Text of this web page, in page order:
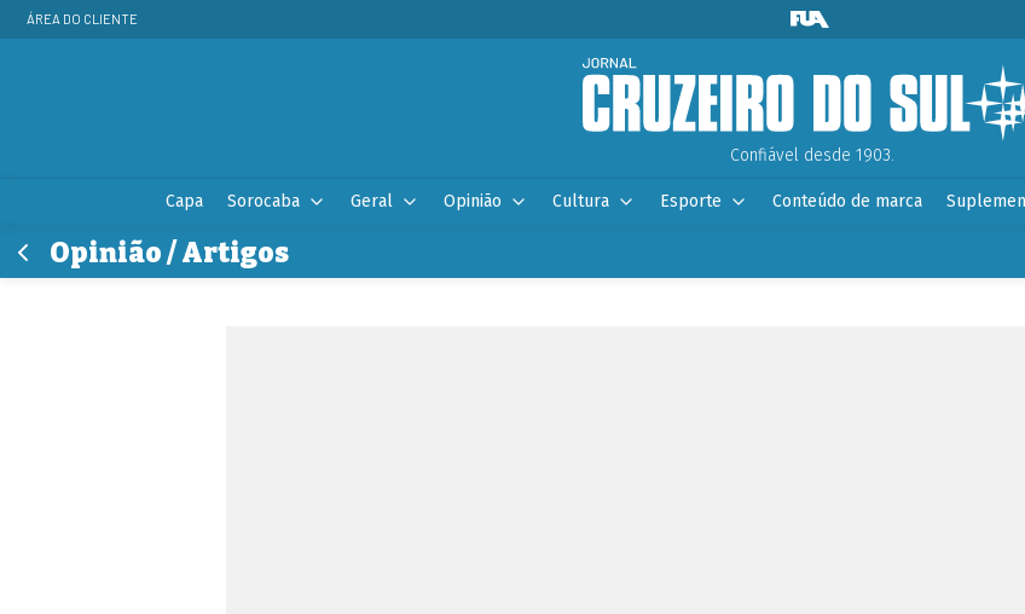
ÁREA DO CLIENTE
Confiável desde 1903.
Capa Sorocaba Geral Opinião Cultura Esporte Conteúdo de marca
Opinião / Artigos